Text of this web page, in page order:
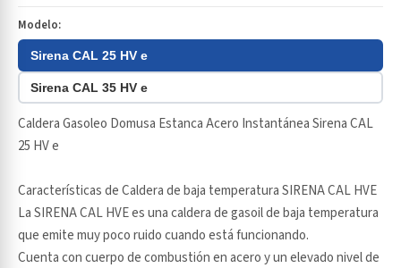
Modelo:
Sirena CAL 25 HV e
Sirena CAL 35 HV e
Caldera Gasoleo Domusa Estanca Acero Instantánea Sirena CAL
25 HV e
Características de Caldera de baja temperatura SIRENA CAL HVE
La SIRENA CAL HVE es una caldera de gasoil de baja temperatura
que emite muy poco ruido cuando está funcionando.
Cuenta con cuerpo de combustión en acero y un elevado nivel de